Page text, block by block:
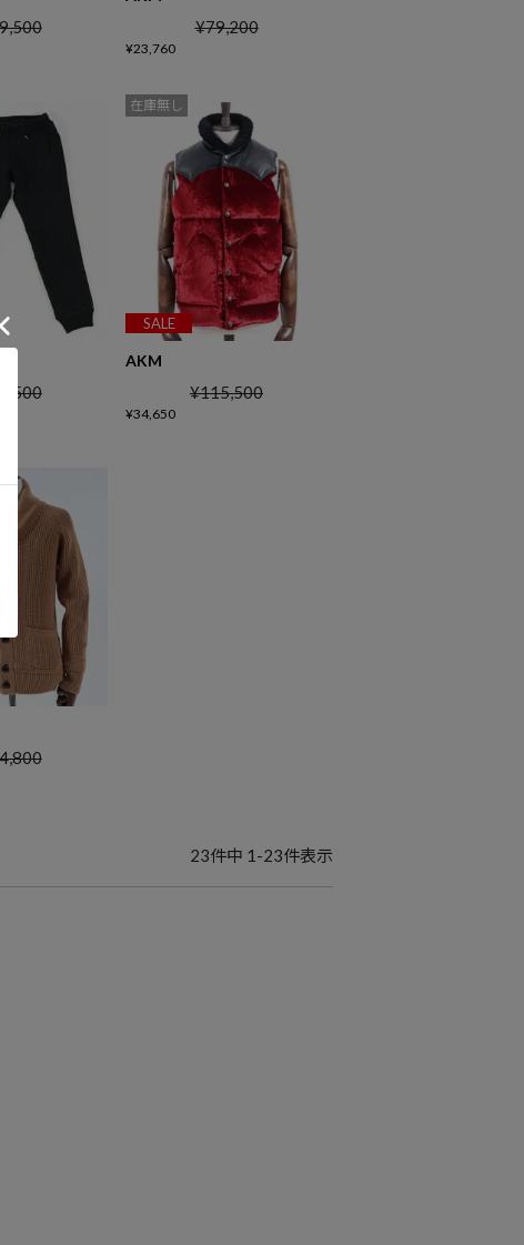
¥79,200
¥23,760
SALE
AKM
¥115,500
¥34,650
在庫無し
23件中 1 -23件表示